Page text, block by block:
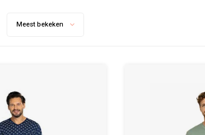
Meest bekeken